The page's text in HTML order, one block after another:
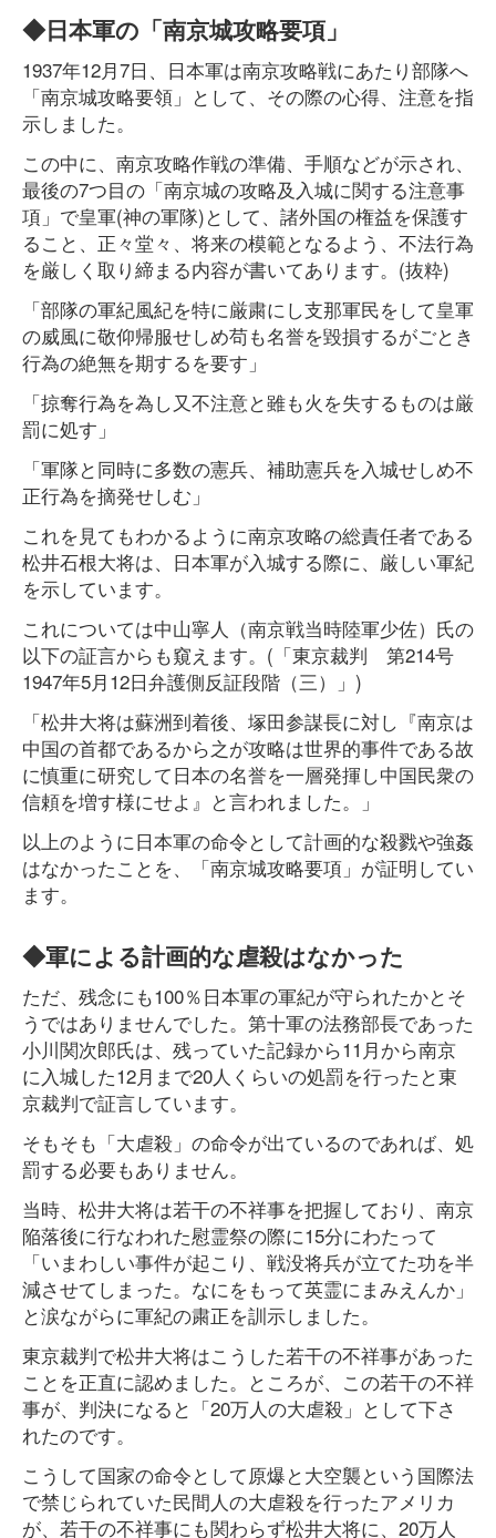
◆日本軍の「南京城攻略要項」
1937年12月7日、日本軍は南京攻略戦にあたり部隊へ
「南京城攻略要領」として、その際の心得、注意を指
示しました。
この中に、南京攻略作戦の準備、手順などが示され、
最後の7つ目の「南京城の攻略及入城に関する注意事
項」で皇軍(神の軍隊)として、諸外国の権益を保護す
ること、正々堂々、将来の模範となるよう、不法行為
を厳しく取り締まる内容が書いてあります。(抜粋)
「部隊の軍紀風紀を特に厳粛にし支那軍民をして皇軍
の威風に敬仰帰服せしめ苟も名誉を毀損するがごとき
行為の絶無を期するを要す」
「掠奪行為を為し又不注意と雖も火を失するものは厳
罰に処す」
「軍隊と同時に多数の憲兵、補助憲兵を入城せしめ不
正行為を摘発せしむ」
これを見てもわかるように南京攻略の総責任者である
松井石根大将は、日本軍が入城する際に、厳しい軍紀
を示しています。
これについては中山寧人（南京戦当時陸軍少佐）氏の
以下の証言からも窺えます。(「東京裁判 第214号
1947年5月12日弁護側反証段階（三）」)
「松井大将は蘇洲到着後、塚田参謀長に対し『南京は
中国の首都であるから之が攻略は世界的事件である故
に慎重に研究して日本の名誉を一層発揮し中国民衆の
信頼を増す様にせよ』と言われました。」
以上のように日本軍の命令として計画的な殺戮や強姦
はなかったことを、「南京城攻略要項」が証明してい
ます。
◆軍による計画的な虐殺はなかった
ただ、残念にも100％日本軍の軍紀が守られたかとそ
うではありませんでした。第十軍の法務部長であった
小川関次郎氏は、残っていた記録から11月から南京
に入城した12月まで20人くらいの処罰を行ったと東
京裁判で証言しています。
そもそも「大虐殺」の命令が出ているのであれば、処
罰する必要もありません。
当時、松井大将は若干の不祥事を把握しており、南京
陥落後に行なわれた慰霊祭の際に15分にわたって
「いまわしい事件が起こり、戦没将兵が立てた功を半
減させてしまった。なにをもって英霊にまみえんか」
と涙ながらに軍紀の粛正を訓示しました。
東京裁判で松井大将はこうした若干の不祥事があった
ことを正直に認めました。ところが、この若干の不祥
事が、判決になると「20万人の大虐殺」として下さ
れたのです。
こうして国家の命令として原爆と大空襲という国際法
で禁じられていた民間人の大虐殺を行ったアメリカ
が、若干の不祥事にも関わらず松井大将に、20万人